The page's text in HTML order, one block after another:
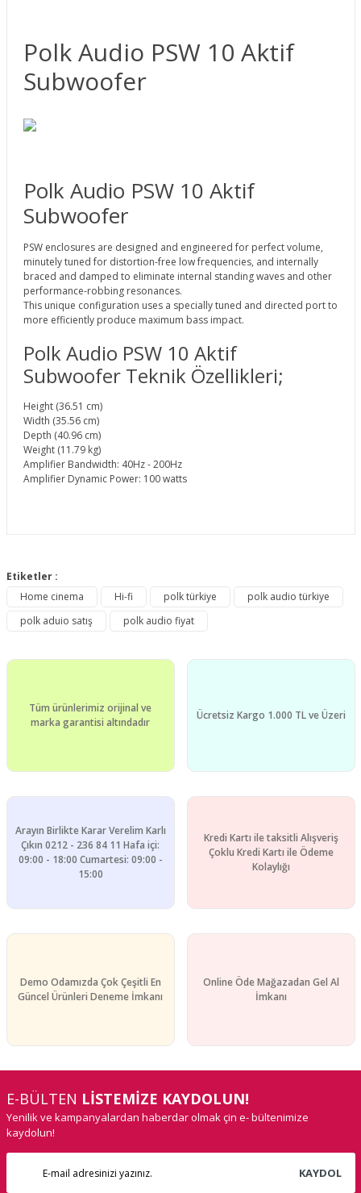
Polk Audio PSW 10 Aktif
Subwoofer
Polk Audio PSW 10 Aktif
Subwoofer
PSW enclosures are designed and engineered for perfect volume,
minutely tuned for distortion-free low frequencies, and internally
braced and damped to eliminate internal standing waves and other
performance-robbing resonances.
This unique configuration uses a specially tuned and directed port to
more efficiently produce maximum bass impact.
Polk Audio PSW 10 Aktif
Subwoofer Teknik Özellikleri;
Height (36.51 cm)
Width (35.56 cm)
Depth (40.96 cm)
Weight (11.79 kg)
Amplifier Bandwidth: 40Hz - 200Hz
Amplifier Dynamic Power: 100 watts
Yorum Yaz
konularda yetersiz gördüğünüz noktaları öneri formunu
Görüş ve önerileriniz için teşekkür ederiz.
Ürün açıklamasında eksik bilgiler bulunuyor.
Ürün fiyatı diğer sitelerden daha pahalı.
Etiketler :
Home cinema
Hi-fi polk türkiye
polk audio türkiye
polk aduio satış
polk audio fiyat
Tüm ürünlerimiz orijinal ve
marka garantisi altındadır
Ücretsiz Kargo 1.000 TL ve Üzeri
Arayın Birlikte Karar Verelim Karlı
Çıkın 0212 - 236 84 11 Hafa içi:
09:00 - 18:00 Cumartesi: 09:00 -
15:00
Kredi Kartı ile taksitli Alışveriş
Çoklu Kredi Kartı ile Ödeme
Kolaylığı
Demo Odamızda Çok Çeşitli En
Güncel Ürünleri Deneme İmkanı
Online Öde Mağazadan Gel Al
İmkanı
E-BÜLTEN LİSTEMİZE KAYDOLUN!
Yenilik ve kampanyalardan haberdar olmak çin e- bültenimize
kaydolun!
KAYDOL